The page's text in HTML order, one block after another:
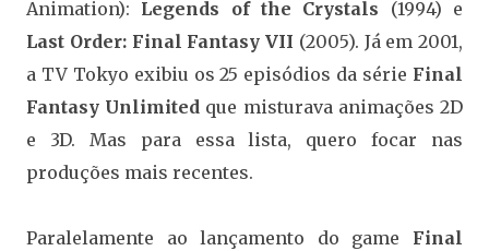
Animation): Legends of the Crystals (1994) e
Last Order: Final Fantasy VII (2005). Já em 2001,
a TV Tokyo exibiu os 25 episódios da série Final
Fantasy Unlimited que misturava animações 2D
e 3D. Mas para essa lista, quero focar nas
produções mais recentes.
Paralelamente ao lançamento do game Final